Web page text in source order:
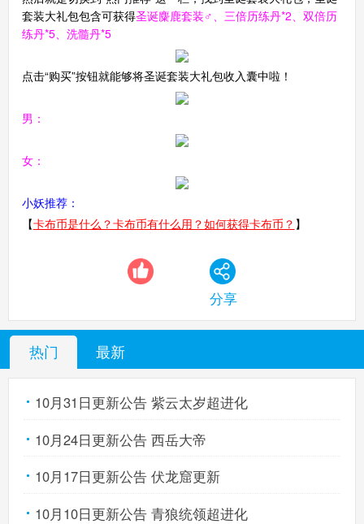
套装大礼包包含可获得圣诞麋鹿套装♂、三倍历练丹*2、双倍历
练丹*5、洗髓丹*5
点击“购买”按钮就能够将圣诞套装大礼包收入囊中啦！
男：
女：
小妖推荐：
【卡布币是什么？卡布币有什么用？如何获得卡布币？ 】
分享
热门 最新
10月31日更新公告 紫云太岁超进化
10月24日更新公告 西岳大帝
10月17日更新公告 伏龙窟更新
10月10日更新公告 青狼统领超进化